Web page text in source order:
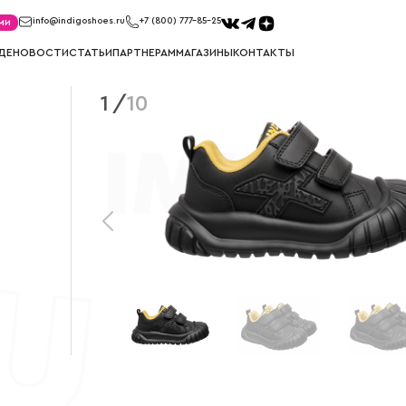
info@indigoshoes.ru +7 (800) 777-85-25
НОВОСТИСТАТЬИПАРТНЕРАММАГАЗИНЫКОНТАКТЫ
САНДАЛИИ
Сандалии для мальчиков
Сандалии для девочек Туфли для
МЕМБРАНА
Мембрана для мальчиков
Мембрана для девочек
УГГИ
Угги для
Угги для
1 /10